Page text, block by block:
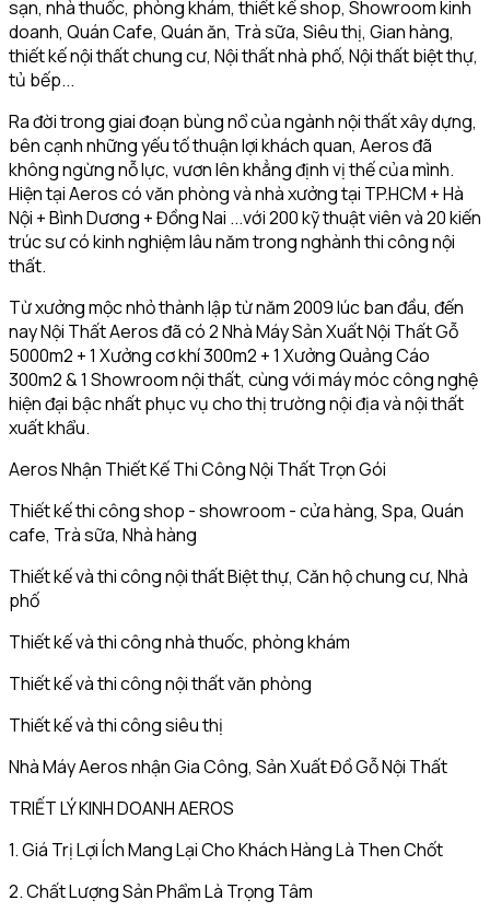
sạn, nhà thuốc, phòng khám, thiết kế shop, Showroom kinh
doanh, Quán Cafe, Quán ăn, Trà sữa, Siêu thị, Gian hàng,
thiết kế nội thất chung cư, Nội thất nhà phố, Nội thất biệt thự,
tủ bếp...
Ra đời trong giai đoạn bùng nổ của ngành nội thất xây dựng,
bên cạnh những yếu tố thuận lợi khách quan, Aeros đã
không ngừng nỗ lực, vươn lên khẳng định vị thế của mình.
Hiện tại Aeros có văn phòng và nhà xưởng tại TP.HCM + Hà
Nội + Bình Dương + Đồng Nai ...với 200 kỹ thuật viên và 20 kiến
trúc sư có kinh nghiệm lâu năm trong nghành thi công nội
thất.
Từ xưởng mộc nhỏ thành lập từ năm 2009 lúc ban đầu, đến
nay Nội Thất Aeros đã có 2 Nhà Máy Sản Xuất Nội Thất Gỗ
5000m2 + 1 Xưởng cơ khí 300m2 + 1 Xưởng Quảng Cáo
300m2 & 1 Showroom nội thất, cùng với máy móc công nghệ
hiện đại bậc nhất phục vụ cho thị trường nội địa và nội thất
xuất khẩu.
Aeros Nhận Thiết Kế Thi Công Nội Thất Trọn Gói
Thiết kế thi công shop - showroom - cửa hàng, Spa, Quán
cafe, Trà sữa, Nhà hàng
Thiết kế và thi công nội thất Biệt thự, Căn hộ chung cư, Nhà
phố
Thiết kế và thi công nhà thuốc, phòng khám
Thiết kế và thi công nội thất văn phòng
Thiết kế và thi công siêu thị
Nhà Máy Aeros nhận Gia Công, Sản Xuất Đồ Gỗ Nội Thất
TRIẾT LÝ KINH DOANH AEROS
1. Giá Trị Lợi Ích Mang Lại Cho Khách Hàng Là Then Chốt
2. Chất Lượng Sản Phẩm Là Trọng Tâm